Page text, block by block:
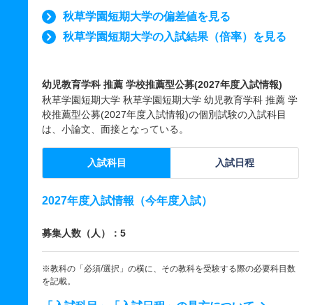
秋草学園短期大学の偏差値を見る
秋草学園短期大学の入試結果（倍率）を見る
幼児教育学科 推薦 学校推薦型公募(2027年度入試情報)
秋草学園短期大学 秋草学園短期大学 幼児教育学科 推薦 学
校推薦型公募(2027年度入試情報)の個別試験の入試科目
は、小論文、面接となっている。
入試科目 入試日程
2027年度入試情報（今年度入試）
募集人数（人）：5
※教科の「必須/選択」の横に、その教科を受験する際の必要科目数
を記載。